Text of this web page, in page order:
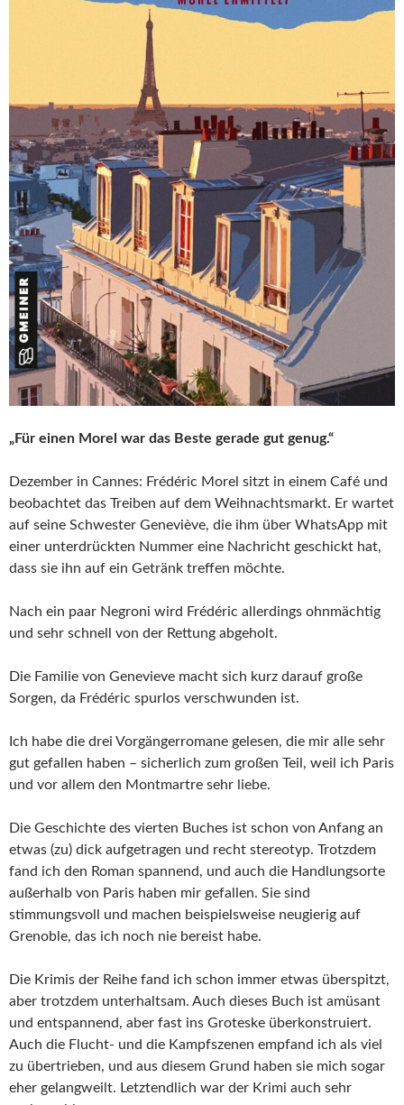
„Für einen Morel war das Beste gerade gut genug.“
Dezember in Cannes: Frédéric Morel sitzt in einem Café und
beobachtet das Treiben auf dem Weihnachtsmarkt. Er wartet
auf seine Schwester Geneviève, die ihm über WhatsApp mit
einer unterdrückten Nummer eine Nachricht geschickt hat,
dass sie ihn auf ein Getränk treffen möchte.
Nach ein paar Negroni wird Frédéric allerdings ohnmächtig
und sehr schnell von der Rettung abgeholt.
Die Familie von Genevieve macht sich kurz darauf große
Sorgen, da Frédéric spurlos verschwunden ist.
Ich habe die drei Vorgängerromane gelesen, die mir alle sehr
gut gefallen haben – sicherlich zum großen Teil, weil ich Paris
und vor allem den Montmartre sehr liebe.
Die Geschichte des vierten Buches ist schon von Anfang an
etwas (zu) dick aufgetragen und recht stereotyp. Trotzdem
fand ich den Roman spannend, und auch die Handlungsorte
außerhalb von Paris haben mir gefallen. Sie sind
stimmungsvoll und machen beispielsweise neugierig auf
Grenoble, das ich noch nie bereist habe.
Die Krimis der Reihe fand ich schon immer etwas überspitzt,
aber trotzdem unterhaltsam. Auch dieses Buch ist amüsant
und entspannend, aber fast ins Groteske überkonstruiert.
Auch die Flucht- und die Kampfszenen empfand ich als viel
zu übertrieben, und aus diesem Grund haben sie mich sogar
eher gelangweilt. Letztendlich war der Krimi auch sehr